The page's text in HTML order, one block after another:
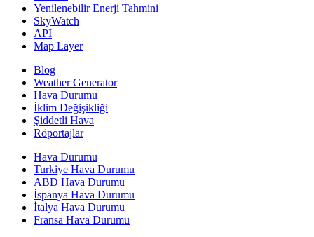
Yenilenebilir Enerji Tahmini
SkyWatch
API
Map Layer
Blog
Weather Generator
Hava Durumu
İklim Değişikliği
Şiddetli Hava
Röportajlar
Hava Durumu
Turkiye Hava Durumu
ABD Hava Durumu
İspanya Hava Durumu
İtalya Hava Durumu
Fransa Hava Durumu